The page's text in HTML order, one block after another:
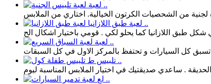
لعبة ..
لعبة طبق اللازانيا ..
لعبة ..
تلبيس ط ..
لع ..